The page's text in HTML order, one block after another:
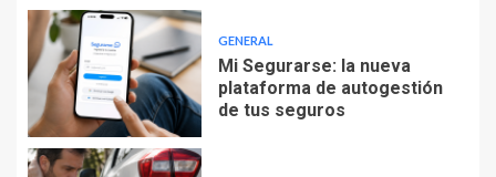
GENERAL
Mi Segurarse: la nueva
plataforma de autogestión
de tus seguros